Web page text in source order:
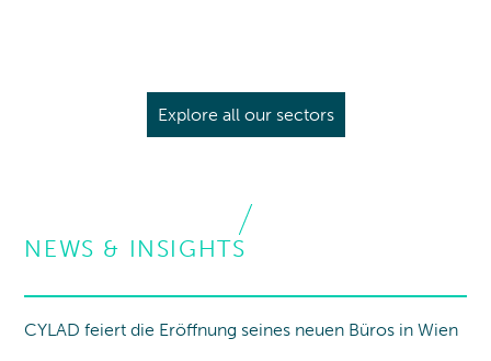
Explore all our sectors
NEWS & INSIGHTS
New office
CYLAD feiert die Eröffnung seines neuen Büros in Wien